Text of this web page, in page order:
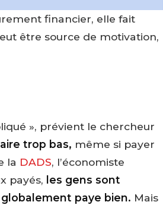
financier, elle fait
être source de motivation,
», prévient le chercheur
trop bas, même si payer
la DADS, l’économiste
payés, les gens sont
paye bien. Mais